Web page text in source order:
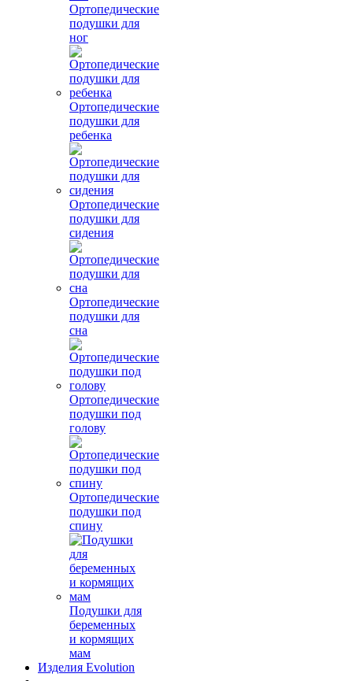
Ортопедические
подушки для
ног
Ортопедические
подушки для
ребенка
Ортопедические
подушки для
сидения
Ортопедические
подушки для
сна
Ортопедические
подушки под
голову
Ортопедические
подушки под
спину
Подушки для
беременных
и кормящих
мам
Изделия Evolution